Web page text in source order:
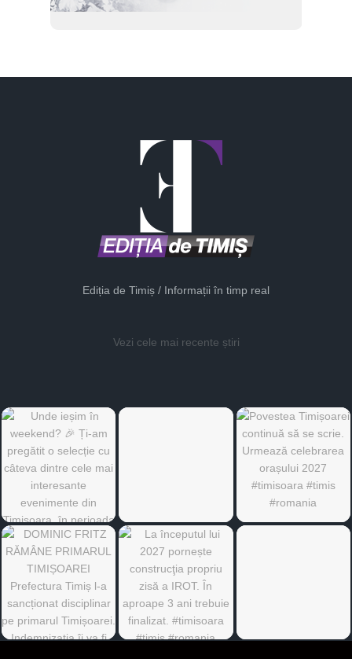
Ediția de Timiș / Informații în timp real
Vezi cele mai recente știri